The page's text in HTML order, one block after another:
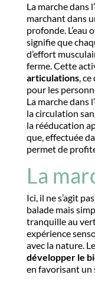
La marche dans
marchant dans
profonde. L’eau
signifie que
d’effort
ferme. Cette
articulations,
pour les
La marche dans
la circulation
la rééducation
que, effectuée
permet de
La
Ici, il ne s’agit
balade mais
tranquille au
expérience
avec la nature.
développer le
en favorisant un